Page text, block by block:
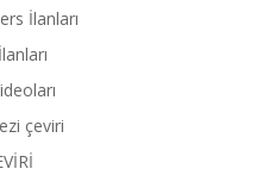
İlanları
çeviri